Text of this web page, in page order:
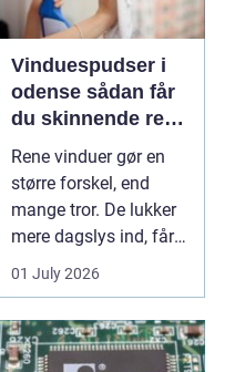
Vinduespudser i
odense sådan får
du skinnende rene
ruder året rundt
Rene vinduer gør en
større forskel, end
mange tror. De lukker
mere dagslys ind, får
hjem og erhvervs...
01 July 2026